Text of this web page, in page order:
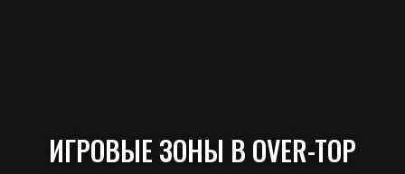
ИГРОВЫЕ ЗОНЫ В OVER-TOP